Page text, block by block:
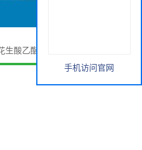
生酸乙酯 18281-05-5 价格
手机访问官网